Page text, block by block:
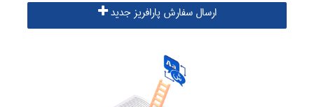
پارافریز، بخش های مشابه مقاله با حفظ مفهوم بازنویسی شده و
سرقت ادبی مقاله رفع می گردد.
اطلاعات بیشتر در زمینه پارافریز
ارسال سفارش پارافریز جدید